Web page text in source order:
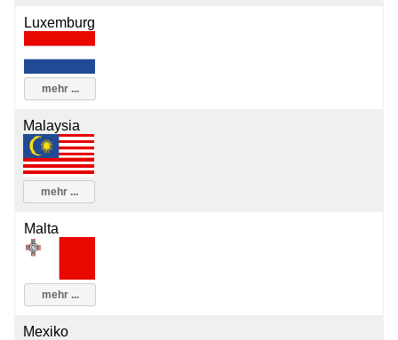
Luxemburg
mehr ...
Malaysia
mehr ...
Malta
mehr ...
Mexiko